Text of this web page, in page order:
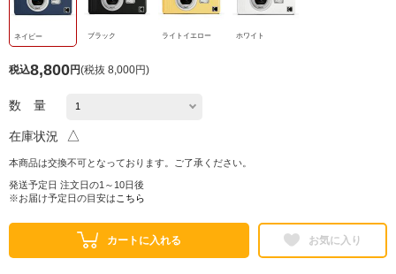
ネイビー ブラック ライトイエロー ホワイト
税込8,800円(税抜 8,000円)
数 量
在庫状況 △
本商品は交換不可となっております。ご了承ください。
発送予定日 注文日の1～10日後
※お届け予定日の目安は こちら
カートに入れる お気に入り